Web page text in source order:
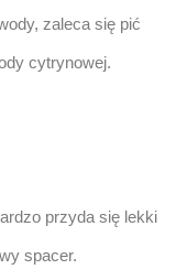
zaleca się pić
cytrynowej.
przyda się lekki
spacer.